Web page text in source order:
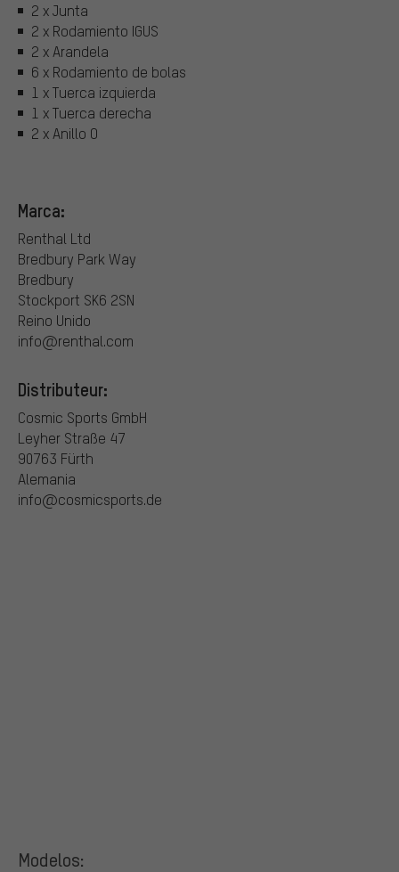
2 x Junta
2 x Rodamiento IGUS
2 x Arandela
6 x Rodamiento de bolas
1 x Tuerca izquierda
1 x Tuerca derecha
2 x Anillo O
Marca:
Renthal Ltd
Bredbury Park Way
Bredbury
Stockport SK6 2SN
Reino Unido
info@renthal.com
Distributeur:
Cosmic Sports GmbH
Leyher Straße 47
90763 Fürth
Alemania
info@cosmicsports.de
Modelos: